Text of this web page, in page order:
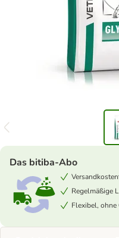
Das bitiba-Abo
Regelmäßige
Flexibel, ohne